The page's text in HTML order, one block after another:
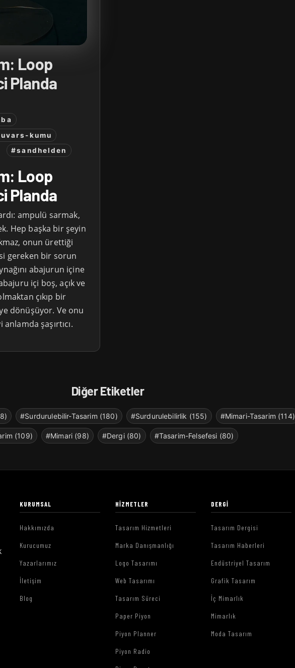
Loop
Planda
kumu
#sandhelden
Loop
Planda
ampulü sarmak,
Hep başka bir şeyin
onun ürettiği
gereken bir sorun
abajurun içine
içi boş, açık ve
çıkıp bir
dönüşüyor. Ve onu
şaşırtıcı.
Diğer Etiketler
#Surdurulebilir-Tasarim (180) #Surdurulebilirlik (155) #Mimari-Tasarim (114)
(109) #Mimari (98) #Dergi (80) #Tasarim-Felsefesi (80)
KURUMSAL
Hakkımızda
Kurucumuz
Yazarlarımız
İletişim
Blog
HIZMETLER
Tasarım Hizmetleri
Marka Danışmanlığı
Logo Tasarımı
Web Tasarımı
Tasarım Süreci
Paper Piyon
Piyon Planner
Piyon Radio
DERGI
Tasarım Dergisi
Tasarım Haberleri
Endüstriyel Tasarım
Grafik Tasarım
İç Mimarlık
Mimarlık
Moda Tasarım